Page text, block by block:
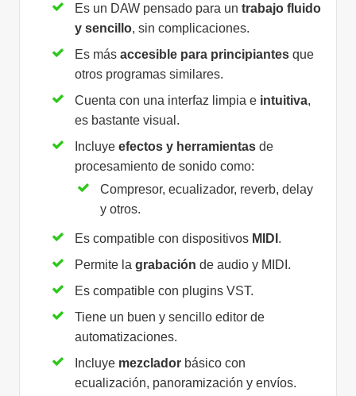
Es un DAW pensado para untrabajo fluido
y sencillo, sin complicaciones.
Es másaccesible para principiantes que
otros programas similares.
Cuenta con una interfaz limpia e intuitiva,
es bastante visual.
Incluye efectos y herramientas de
procesamiento de sonido como:
Compresor, ecualizador, reverb, delay
y otros.
Es compatible con dispositivos MIDI .
Permite lagrabación de audio y MIDI.
Es compatible con plugins VST.
Tiene un buen y sencillo editor de
automatizaciones.
Incluye mezclador básico con
ecualización, panoramización y envíos.